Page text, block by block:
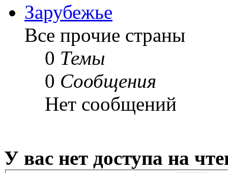
Зарубежье
Все прочие страны
0 Темы
0 Сообщения
Нет сообщений
У вас нет доступа на